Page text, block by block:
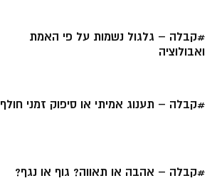
#קבלה – גלגול נשמות על פי האמת
ואבולוציה
#קבלה – תענוג אמיתי או סיפוק זמני חולף
#קבלה – אהבה או תאווה? גוף או נגף?